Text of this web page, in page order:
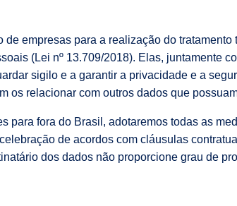
empresas para a realização do
(Lei nº 13.709/2018). Elas, juntamente
sigilo e a garantir a privacidade e a
os relacionar com outros dados que
para fora do Brasil, adotaremos todas as
de acordos com cláusulas
dos dados não proporcione grau de